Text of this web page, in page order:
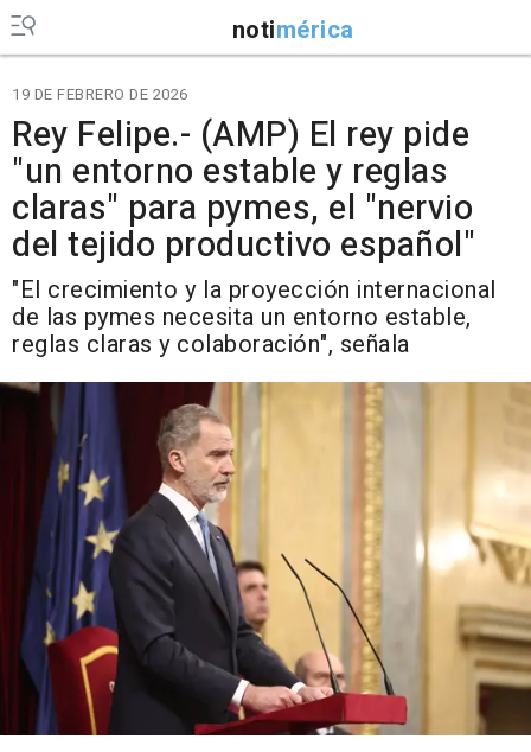
notimérica
19 DE FEBRERO DE 2026
Rey Felipe.- (AMP) El rey pide
"un entorno estable y reglas
claras" para pymes, el "nervio
del tejido productivo español"
"El crecimiento y la proyección internacional
de las pymes necesita un entorno estable,
reglas claras y colaboración", señala